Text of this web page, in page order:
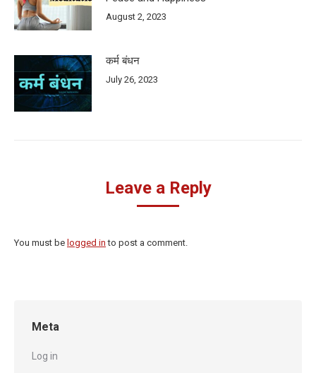
August 2, 2023
कर्म बंधन
July 26, 2023
Leave a Reply
You must be logged in to post a comment.
Meta
Log in